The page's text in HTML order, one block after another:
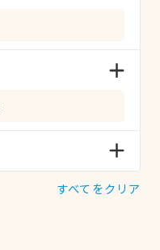
すべてをクリア